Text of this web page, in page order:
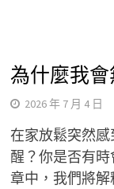
為什麼我
2026 年 7 月 4 日
在家放鬆突然
醒？你是否有
章中，我們將